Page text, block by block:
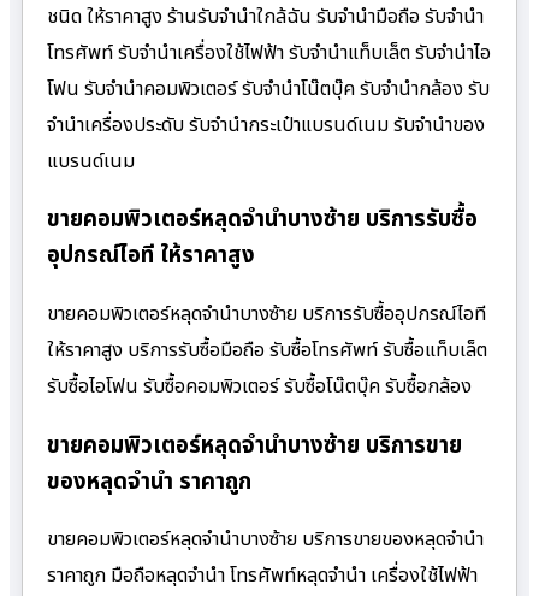
ชนิด ให้ราคาสูง ร้านรับจํานําใกล้ฉัน รับจำนำมือถือ รับจำนำ
โทรศัพท์ รับจำนำเครื่องใช้ไฟฟ้า รับจำนำแท็บเล็ต รับจำนำไอ
โฟน รับจำนำคอมพิวเตอร์ รับจำนำโน๊ตบุ๊ค รับจำนำกล้อง รับ
จำนำเครื่องประดับ รับจำนำกระเป๋าแบรนด์เนม รับจำนำของ
แบรนด์เนม
ขายคอมพิวเตอร์หลุดจำนำบางซ้าย บริการรับซื้อ
อุปกรณ์ไอที ให้ราคาสูง
ขายคอมพิวเตอร์หลุดจำนำบางซ้าย บริการรับซื้ออุปกรณ์ไอที
ให้ราคาสูง บริการรับซื้อมือถือ รับซื้อโทรศัพท์ รับซื้อแท็บเล็ต
รับซื้อไอโฟน รับซื้อคอมพิวเตอร์ รับซื้อโน๊ตบุ๊ค รับซื้อกล้อง
ขายคอมพิวเตอร์หลุดจำนำบางซ้าย บริการขาย
ของหลุดจำนำ ราคาถูก
ขายคอมพิวเตอร์หลุดจำนำบางซ้าย บริการขายของหลุดจำนำ
ราคาถูก มือถือหลุดจำนำ โทรศัพท์หลุดจำนำ เครื่องใช้ไฟฟ้า